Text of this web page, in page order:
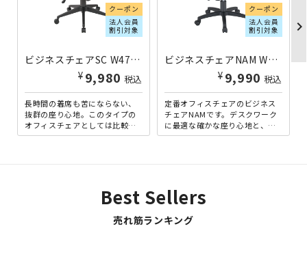
クーポン
法人会員
割引対象
ビジネスチェアSC W475×D550×H895-965 ブラック
¥ 9,980 税込
長時間の着席も苦にならない、
抜群の座り心地。このタイプの
オフィスチェアとしては比較的
ロープライスながら、クオリテ
クーポン
法人会員
割引対象
ビジネスチェアNAM W460×D570×H850-940 ブルー
¥ 9,990 税込
定番オフィスチェアのビジネス
チェアNAMです。デスクワーク
に最適な確かな座り心地と、シ
ンプルながら飽きがこないデザ
chevron_right
Best Sellers
売れ筋ランキング